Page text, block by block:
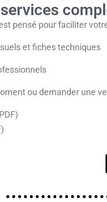
pensé pour faciliter
et fiches techniques
ou demander une